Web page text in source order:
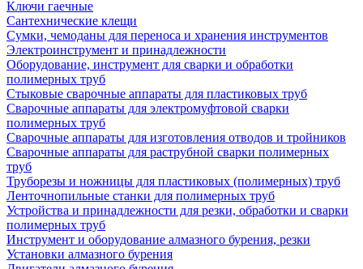
Ключи гаечные
Сантехнические клещи
Сумки, чемоданы для переноса и хранения инструментов
Электроинструмент и принадлежности
Оборудование, инструмент для сварки и обработки
полимерных труб
Стыковые сварочные аппараты для пластиковых труб
Сварочные аппараты для электромуфтовой сварки
полимерных труб
Сварочные аппараты для изготовления отводов и тройников
Сварочные аппараты для раструбной сварки полимерных
труб
Труборезы и ножницы для пластиковых (полимерных) труб
Ленточнопильные станки для полимерных труб
Устройства и принадлежности для резки, обработки и сварки
полимерных труб
Инструмент и оборудование алмазного бурения, резки
Установки алмазного бурения